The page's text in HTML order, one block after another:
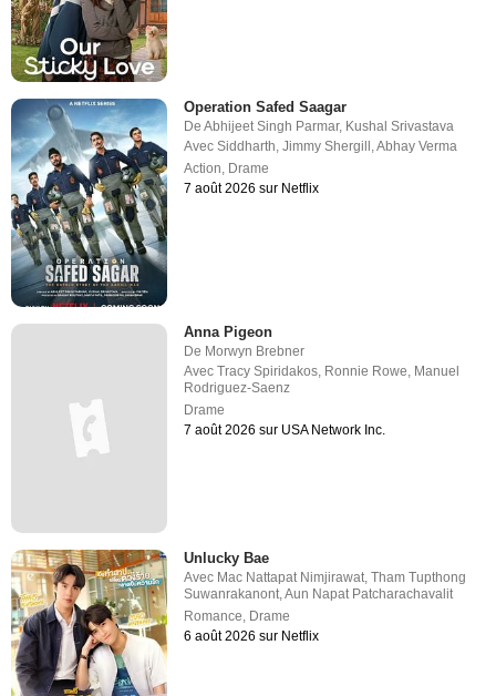
Operation Safed Saagar
DeAbhijeet Singh Parmar, Kushal Srivastava
AvecSiddharth,Jimmy Shergill ,Abhay Verma
Action, Drame
7 août 2026 sur Netflix
Anna Pigeon
De Morwyn Brebner
AvecTracy Spiridakos, Ronnie Rowe, Manuel
Rodriguez-Saenz
Drame
7 août 2026 sur USA Network Inc.
Unlucky Bae
Avec Mac Nattapat Nimjirawat ,Tham Tupthong
Suwanrakanont ,Aun Napat Patcharachavalit
Romance Drame
6 août 2026 sur Netflix